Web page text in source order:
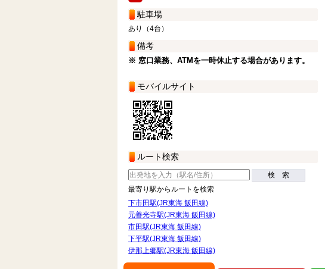
駐車場
あり（4台）
備考
※ 窓口業務、ATMを一時休止する場合があります。
モバイルサイト
ルート検索
検 索
最寄り駅からルートを検索
下市田駅(JR東海 飯田線)
元善光寺駅(JR東海 飯田線)
市田駅(JR東海 飯田線)
下平駅(JR東海 飯田線)
伊那上郷駅(JR東海 飯田線)